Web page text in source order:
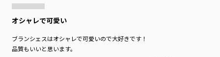
オシャレで可愛い
ブランシェスはオシャレで可愛いので大好きです！
品質もいいと思います。